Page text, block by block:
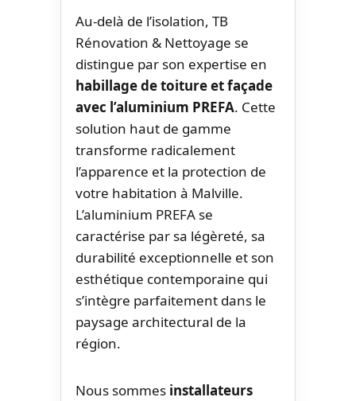
Au-delà de l’isolation, TB
Rénovation & Nettoyage se
distingue par son expertise en
habillage de toiture et façade
avec l’aluminium PREFA. Cette
solution haut de gamme
transforme radicalement
l’apparence et la protection de
votre habitation à Malville.
L’aluminium PREFA se
caractérise par sa légèreté, sa
durabilité exceptionnelle et son
esthétique contemporaine qui
s’intègre parfaitement dans le
paysage architectural de la
région.
Nous sommes installateurs